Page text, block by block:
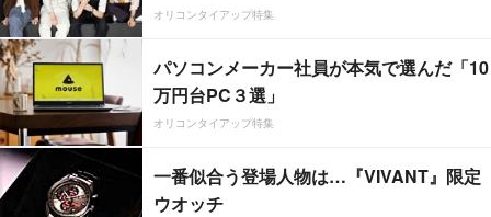
オリコンタイアップ特集
パソコンメーカー社員が本気で選んだ「10
万円台PC３選」
オリコンタイアップ特集
一番似合う登場人物は…『VIVANT』限定
ウオッチ